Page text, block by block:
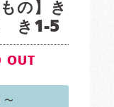
の】き
き1-5
OUT